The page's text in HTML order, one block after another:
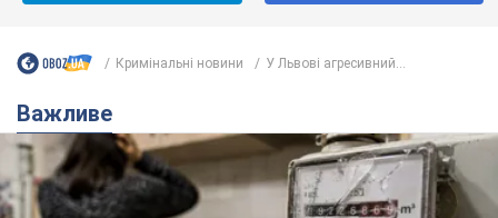
Кримінальні новини У Львові агресивний...
Важливе